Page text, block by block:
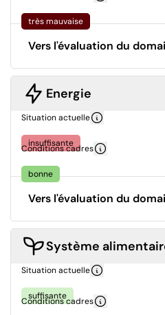
très mauvaise
Vers l'évaluation du
Energie
Situation actuelle
insuffisante
Conditions cadres
bonne
Vers l'évaluation du
Système
Situation actuelle
suffisante
Conditions cadres